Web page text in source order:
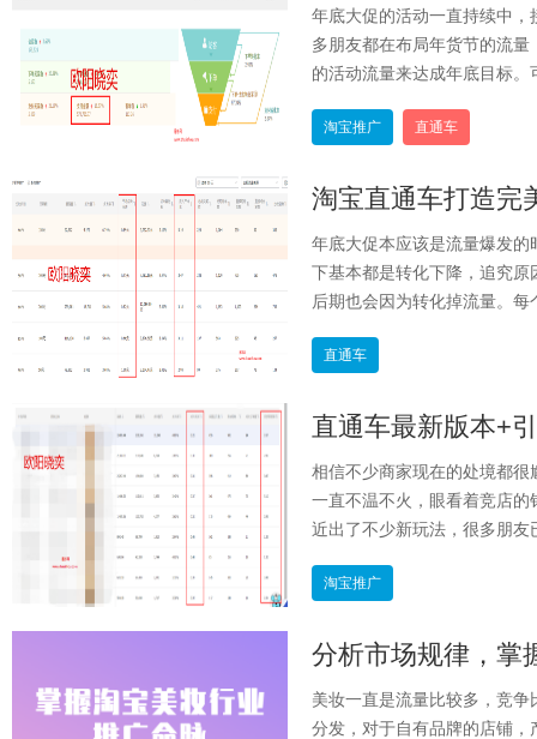
年底大促的活动一直持续中
多朋友都在布局年货节的流
的活动流量来达成年底目标
淘宝推广 直通车
淘宝直通车打造完
年底大促本应该是流量爆发
下基本都是转化下降，追究
后期也会因为转化掉流量。
直通车
相信不少商家现在的处境都
一直不温不火，眼看着竞店
近出了不少新玩法，很多朋
淘宝推广
分析市场规律，掌
美妆一直是流量比较多，竞
分发，对于自有品牌的店铺